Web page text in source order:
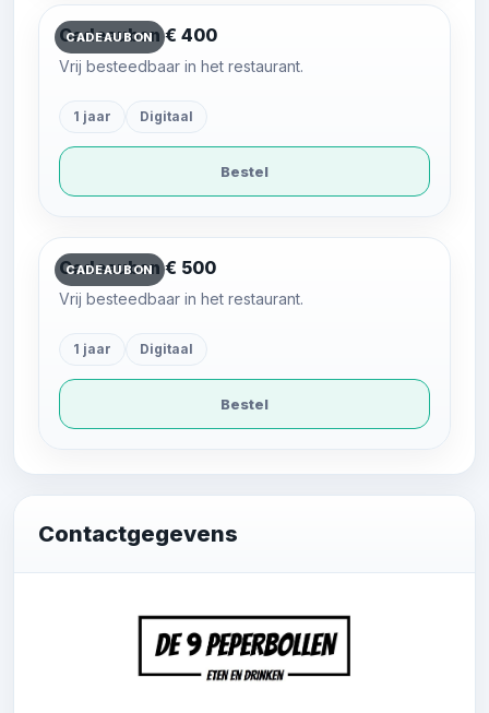
CADEAUBON
Cadeaubon € 400
Vrij besteedbaar in het restaurant.
1 jaar Digitaal
Bestel
CADEAUBON
Cadeaubon € 500
Vrij besteedbaar in het restaurant.
1 jaar Digitaal
Bestel
Contactgegevens